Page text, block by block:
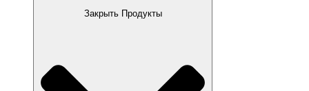
Закрыть Продукты